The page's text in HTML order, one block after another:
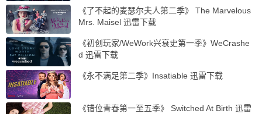
《了不起的麦瑟尔夫人第二季》 The Marvelous
Mrs. Maisel 迅雷下载
《初创玩家/WeWork兴衰史第一季》WeCrashe
d 迅雷下载
《永不满足第二季》Insatiable 迅雷下载
《错位青春第一至五季》 Switched At Birth 迅雷